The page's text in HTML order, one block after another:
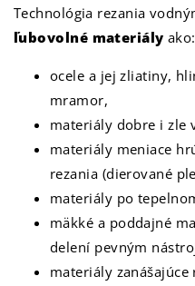
Technológia rezania
ľubovolné materiályako:
ocele a jej zliatiny,
mramor,
materiály dobre i zle
materiály meniace
rezania (dierované
materiály po
mäkké a poddajné
delení pevným
materiály